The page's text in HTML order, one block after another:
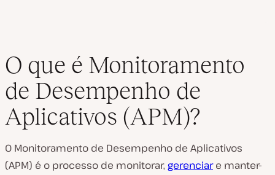
O que é Monitoramento
de Desempenho de
Aplicativos (APM)?
O Monitoramento de Desempenho de Aplicativos
(APM) é o processo de monitorar, gerenciare manter-